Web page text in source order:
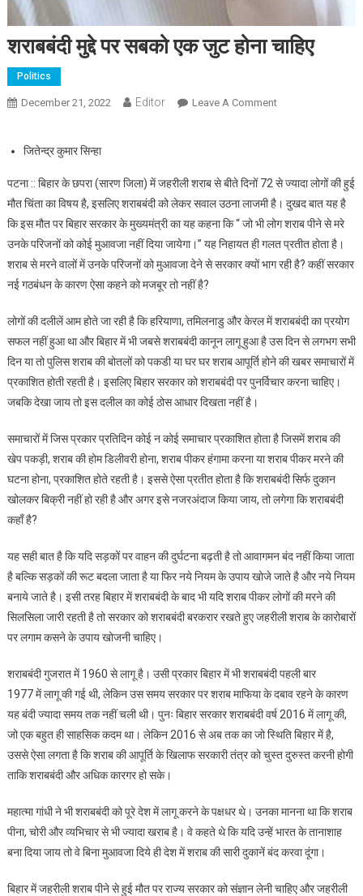
शराबबंदी मुद्दे पर सबको एक जुट होना चाहिए
Politics
December 21, 2022 Editor Leave A CommentOn शराबबंदी मुद्दे पर
जितेन्द्र कुमार सिन्हा
पटना :: बिहार के छपरा (सारण जिला) में जहरीली शराब से बीते दिनों 72 से ज्यादा लोगों की हुई
मौत चिंता का विषय है, इसलिए शराबबंदी को लेकर सवाल उठना लाजमी है। दुखद बात यह है
कि इस मौत पर बिहार सरकार के मुख्यमंत्री का यह कहना कि “ जो भी लोग शराब पीने से मरे
उनके परिजनों को कोई मुआवजा नहीं दिया जायेगा।” यह निहायत ही गलत प्रतीत होता है।
शराब से मरने वालों में उनके परिजनों को मुआवजा देने से सरकार क्यों भाग रही है? कहीं सरकार
नई गठबंधन के कारण ऐसा कहने को मजबूर तो नहीं है?
लोगों की दलीलें आम होते जा रही है कि हरियाणा, तमिलनाडु और केरल में शराबबंदी का प्रयोग
सफल नहीं हुआ था और बिहार में भी जबसे शराबबंदी कानून लागू हुआ है उस दिन से लगभग सभी
दिन या तो पुलिस शराब की बोतलों को पकडी या घर घर शराब आपूर्ति होने की खबर समाचारों में
प्रकाशित होती रहती है। इसलिए बिहार सरकार को शराबबंदी पर पुनर्विचार करना चाहिए।
जबकि देखा जाय तो इस दलील का कोई ठोस आधार दिखता नहीं है।
समाचारों में जिस प्रकार प्रतिदिन कोई न कोई समाचार प्रकाशित होता है जिसमें शराब की
खेप पकड़ी, शराब की होम डिलीवरी होना, शराब पीकर हंगामा करना या शराब पीकर मरने की
घटना होना, प्रकाशित होते रहती है। इससे ऐसा प्रतीत होता है कि शराबबंदी सिर्फ दुकान
खोलकर बिक्री नहीं हो रही है और अगर इसे नजरअंदाज किया जाय, तो लगेगा कि शराबबंदी
कहाँ है?
यह सही बात है कि यदि सड़कों पर वाहन की दुर्घटना बढ़ती है तो आवागमन बंद नहीं किया जाता
है बल्कि सड़कों की रूट बदला जाता है या फिर नये नियम के उपाय खोजे जाते है और नये नियम
बनाये जाते है। इसी तरह बिहार में शराबबंदी के बाद भी यदि शराब पीकर लोगों की मरने की
सिलसिला जारी रहती है तो सरकार को शराबबंदी बरकरार रखते हुए जहरीली शराब के कारोबारों
पर लगाम कसने के उपाय खोजनी चाहिए।
शराबबंदी गुजरात में 1960 से लागू है। उसी प्रकार बिहार में भी शराबबंदी पहली बार
1977 में लागू की गई थी, लेकिन उस समय सरकार पर शराब माफिया के दबाव रहने के कारण
यह बंदी ज्यादा समय तक नहीं चली थी। पुनः बिहार सरकार शराबबंदी वर्ष 2016 में लागू की,
जो एक बहुत ही साहसिक कदम था। लेकिन 2016 से अब तक का जो स्थिति बिहार में है,
उससे ऐसा लगता है कि शराब की आपूर्ति के खिलाफ सरकारी तंत्र को चुस्त दुरुस्त करनी होगी
ताकि शराबबंदी और अधिक कारगर हो सके।
महात्मा गांधी ने भी शराबबंदी को पूरे देश में लागू करने के पक्षधर थे। उनका मानना था कि शराब
पीना, चोरी और व्यभिचार से भी ज्यादा खराब है। वे कहते थे कि यदि उन्हें भारत के तानाशाह
बना दिया जाय तो वे बिना मुआवजा दिये ही देश में शराब की सारी दुकानें बंद करवा दूंगा।
बिहार में जहरीली शराब पीने से हुई मौत पर राज्य सरकार को संज्ञान लेनी चाहिए और जहरीली